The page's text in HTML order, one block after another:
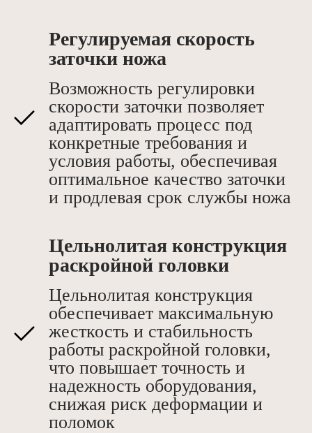
Регулируемая скорость
заточки ножа
Возможность регулировки
скорости заточки позволяет
адаптировать процесс под
конкретные требования и
условия работы, обеспечивая
оптимальное качество заточки
и продлевая срок службы ножа
Цельнолитая конструкция
раскройной головки
Цельнолитая конструкция
обеспечивает максимальную
жесткость и стабильность
работы раскройной головки,
что повышает точность и
надежность оборудования,
снижая риск деформации и
поломок